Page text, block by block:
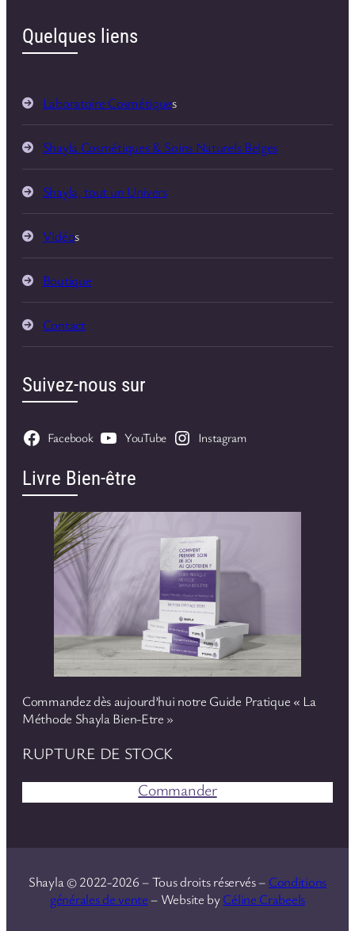
Quelques liens
Laboratoire Cosmétiques
Shayla Cosmétiques & Soins Naturels Belges
Shayla, tout un Univers
Vidéos
Boutique
Contact
Suivez-nous sur
Facebook YouTube Instagram
Livre Bien-être
Commandez dès aujourd’hui notre Guide Pratique « La
Méthode Shayla Bien-Etre »
RUPTURE DE STOCK
Commander
Shayla © 2022-2026 – Tous droits réservés – Conditions
générales de vente – Website byCéline Crabeels